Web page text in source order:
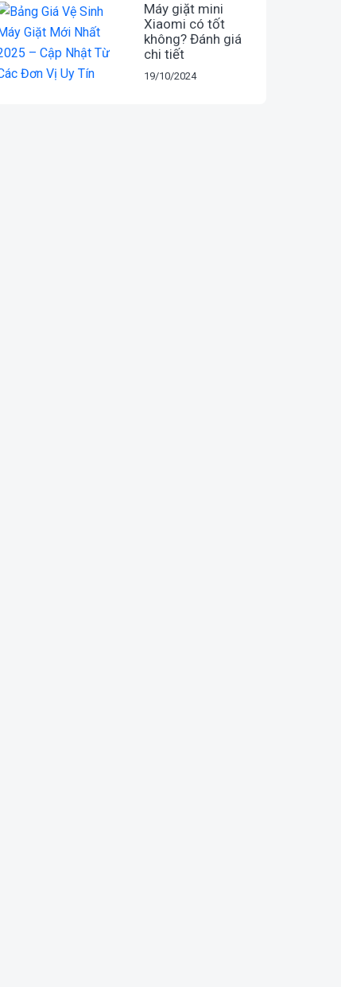
Máy giặt mini
Xiaomi có tốt
không? Đánh giá
chi tiết
19/10/2024